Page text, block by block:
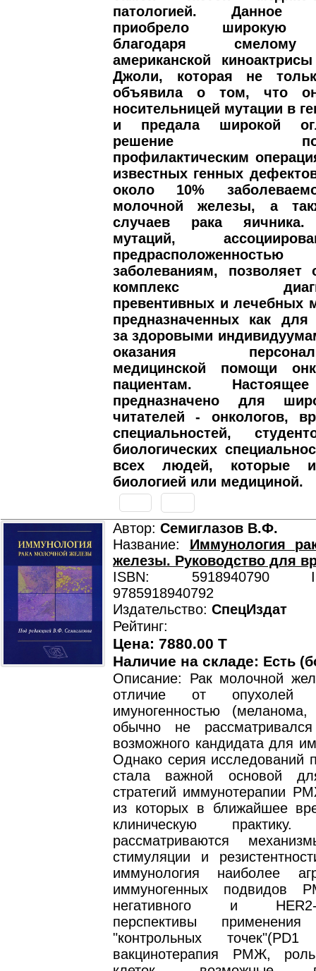
патологией. Данное
приобрело широкую
благодаря смелому
американской
Джоли, которая не
объявила о том, что
носительницей мутации в
и предала широкой
решение
профилактическим
известных генных
около 10%
молочной железы, а
случаев рака яичника.
мутаций,
заболеваниям, позволяет
комплекс
превентивных и лечебных
предназначенных как
за здоровыми
оказания
медицинской помощи
пациентам.
предназначено для
читателей - онкологов,
специальностей,
биологических
всех людей, которые
биологией или медициной.
Автор: Семиглазов В.Ф.
Название: Иммунология
железы. Руководство для
ISBN: 5918940790
9785918940792
Издательство: СпецИздат
Рейтинг:
Цена: 7880.00 T
Наличие на складе: Есть
Описание: Рак молочной
отличие от опухолей
имуногенностью (меланома,
обычно не
возможного кандидата для
Однако серия исследований
стала важной основой
стратегий иммунотерапии
из которых в ближайшее
клиническую
рассматриваются
стимуляции и
иммунология наиболее
иммуногенных подвидов
негативного и HER2-
перспективы применения
"контрольных
вакцинотерапия РМЖ,